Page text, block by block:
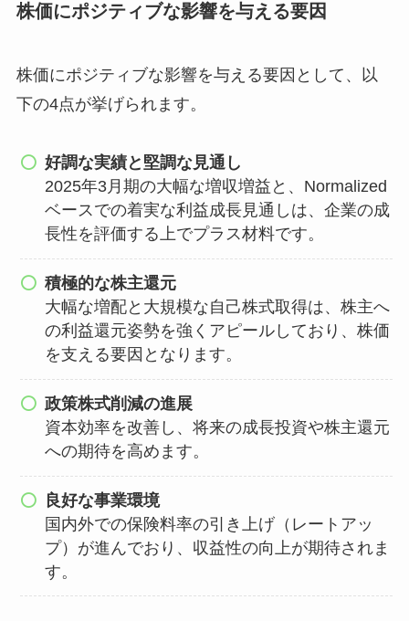
株価にポジティブな影響を与える要因
株価にポジティブな影響を与える要因として、以
下の4点が挙げられます。
好調な実績と堅調な見通し
2025年3月期の大幅な増収増益と、Normalized
ベースでの着実な利益成長見通しは、企業の成
長性を評価する上でプラス材料です。
積極的な株主還元
大幅な増配と大規模な自己株式取得は、株主へ
の利益還元姿勢を強くアピールしており、株価
を支える要因となります。
政策株式削減の進展
資本効率を改善し、将来の成長投資や株主還元
への期待を高めます。
良好な事業環境
国内外での保険料率の引き上げ（レートアッ
プ）が進んでおり、収益性の向上が期待されま
す。